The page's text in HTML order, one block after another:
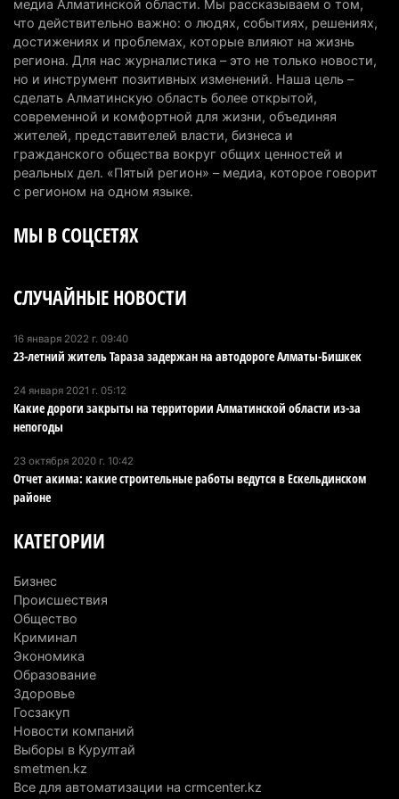
Пожар в Аксайском ущелье под Алматы
полностью ликвидирован спустя три дня
6 августа 2026 г. 08:51 229
Минэкологии опровергло фото тигра возле села
в Алматинской области
5 августа 2026 г. 17:06 202
мировом рейтинге благополучия
Казахстан может начать выпуск экологичного
запустят в Алатау
5 августа 2026 г. 12:32 201
Туриста с тяжелыми травмами эвакуировали в
горах Алматинской области после камнепада
Хозяина собак, едва не загрызших ребенка в
Алматинской области, судят спустя год после
5 августа 2026 г. 09:17
В Алматинской области запустят производство
катеров для Formula-1 H2O и откроют академию
пилотов
5 августа 2026 г. 08:29
В Alatau City Authority назначили нового
директора по коммуникациям
Партия «Әділет» предложила превратить
медиа Алматинской области. Мы рассказываем о том,
что действительно важно: о людях, событиях, решениях,
достижениях и проблемах, которые влияют на жизнь
региона. Для нас журналистика – это не только новости,
но и инструмент позитивных изменений. Наша цель –
сделать Алматинскую область более открытой,
современной и комфортной для жизни, объединяя
жителей, представителей власти, бизнеса и
гражданского общества вокруг общих ценностей и
реальных дел. «Пятый регион» – медиа, которое говорит
с регионом на одном языке.
МЫ В СОЦСЕТЯХ
СЛУЧАЙНЫЕ НОВОСТИ
16 января 2022 г. 09:40
23-летний житель Тараза задержан на автодороге Алматы-Бишкек
24 января 2021 г. 05:12
Какие дороги закрыты на территории Алматинской области из-за
непогоды
23 октября 2020 г. 10:42
Отчет акима: какие строительные работы ведутся в Ескельдинском
районе
КАТЕГОРИИ
Бизнес
Происшествия
Общество
Криминал
Экономика
Образование
Здоровье
Госзакуп
Новости компаний
Выборы в Курултай
smetmen.kz
Все для автоматизации на crmcenter.kz